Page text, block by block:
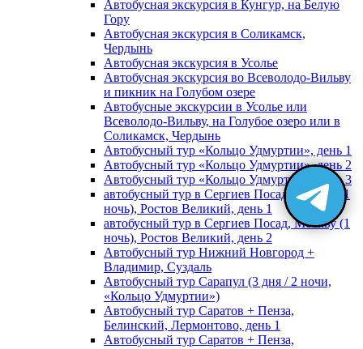
Автобусная экскурсия в Кунгур, на Белую
Гору
Автобусная экскурсия в Соликамск,
Чердынь
Автобусная экскурсия в Усолье
Автобусная экскурсия во Всеволодо-Вильву
и пикник на Голубом озере
Автобусные экскурсии в Усолье или
Всеволодо-Вильву, на Голубое озеро или в
Соликамск, Чердынь
Автобусный тур «Кольцо Удмуртии», день 1
Автобусный тур «Кольцо Удмуртии», день 2
Автобусный тур «Кольцо Удмуртии», день 3
автобусный тур в Сергиев Посад, Москву (1
ночь), Ростов Великий, день 1
автобусный тур в Сергиев Посад, Москву (1
ночь), Ростов Великий, день 2
Автобусный тур Нижний Новгород +
Владимир, Суздаль
Автобусный тур Сарапул (3 дня / 2 ночи,
«Кольцо Удмуртии»)
Автобусный тур Саратов + Пенза,
Белинский, Лермонтово, день 1
Автобусный тур Саратов + Пенза,